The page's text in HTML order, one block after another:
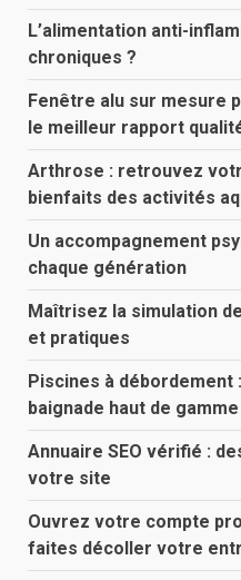
L’alimentation anti-
chroniques ?
Fenêtre alu sur mesure
le meilleur rapport
Arthrose : retrouvez
bienfaits des activités
Un accompagnement
chaque génération
Maîtrisez la simulation
et pratiques
Piscines à débordement
baignade haut de gamme
Annuaire SEO vérifié :
votre site
Ouvrez votre compte
faites décoller votre